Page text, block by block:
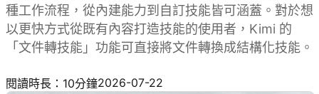
種工作流程，從內建能力到自訂技能皆可涵蓋。對於想
以更快方式從既有內容打造技能的使用者，Kimi 的
「文件轉技能」功能可直接將文件轉換成結構化技能。
閱讀時長：10分鐘2026-07-22